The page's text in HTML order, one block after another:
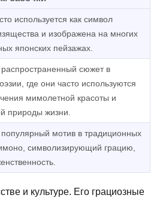
используется как символ
и изображена на многих
японских пейзажах.
сюжет в
где они часто используются
мимолетной красоты и
природы жизни.
мотив в традиционных
символизирующий грацию,
и культуре. Его грациозные